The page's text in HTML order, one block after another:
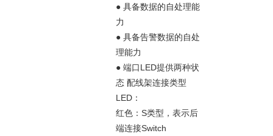
● 具备数据的自处理能
力
● 具备告警数据的自处
理能力
● 端口LED提供两种状
态 配线架连接类型
LED：
红色：S类型，表示后
端连接Switch